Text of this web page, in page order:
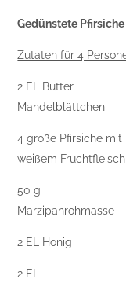
Gedünstete Pfirsiche
Zutaten für 4
2 EL Butter
Mandelblättchen
4 große Pfirsiche mit
weißem Fruchtfleisch
50 g
Marzipanrohmasse
2 EL Honig
2 EL